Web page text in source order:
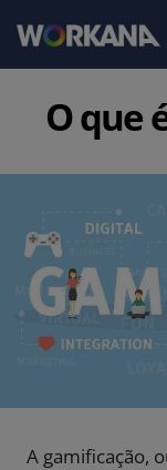
O que
A gamificação,